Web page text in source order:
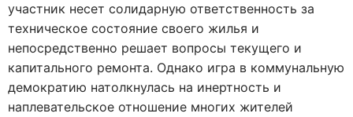
участник несет солидарную ответственность за
техническое состояние своего жилья и
непосредственно решает вопросы текущего и
капитального ремонта. Однако игра в коммунальную
демократию натолкнулась на инертность и
наплевательское отношение многих жителей